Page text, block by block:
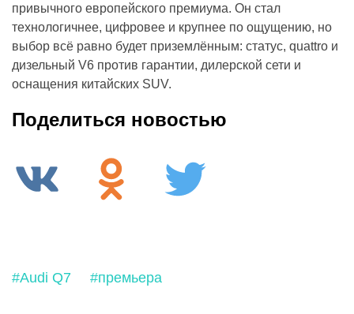
привычного европейского премиума. Он стал
технологичнее, цифровее и крупнее по ощущению, но
выбор всё равно будет приземлённым: статус, quattro и
дизельный V6 против гарантии, дилерской сети и
оснащения китайских SUV.
Поделиться новостью
#Audi Q7 #премьера